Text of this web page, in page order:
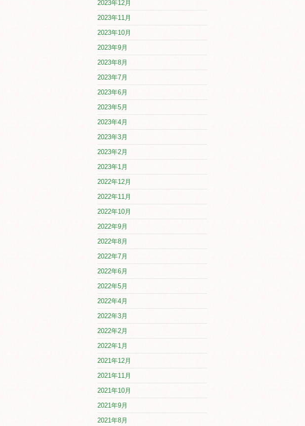
2023年12月
2023年11月
2023年10月
2023年9月
2023年8月
2023年7月
2023年6月
2023年5月
2023年4月
2023年3月
2023年2月
2023年1月
2022年12月
2022年11月
2022年10月
2022年9月
2022年8月
2022年7月
2022年6月
2022年5月
2022年4月
2022年3月
2022年2月
2022年1月
2021年12月
2021年11月
2021年10月
2021年9月
2021年8月